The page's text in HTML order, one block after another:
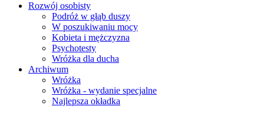
Rozwój osobisty
Podróż w głąb duszy
W poszukiwaniu mocy
Kobieta i mężczyzna
Psychotesty
Wróżka dla ducha
Archiwum
Wróżka
Wróżka - wydanie specjalne
Najlepsza okładka